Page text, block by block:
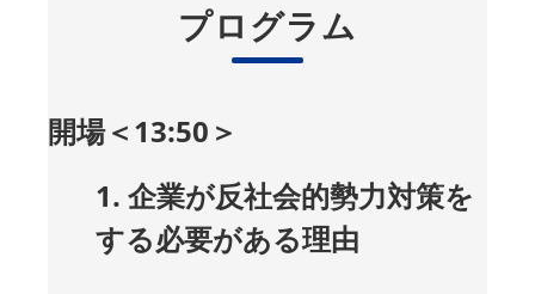
プログラム
開場＜13:50＞
1. 企業が反社会的勢力対策を
する必要がある理由